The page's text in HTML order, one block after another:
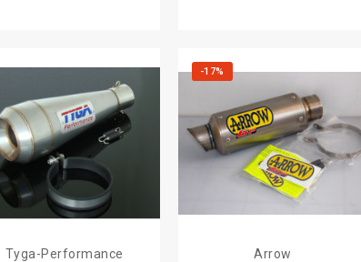
Tyga-Performance
-17%
Arrow